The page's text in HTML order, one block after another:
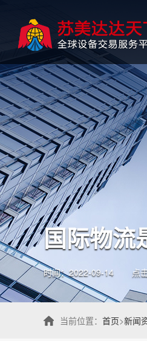
国际物流
时间：2022-09-14 点
当前位置： 首页>新闻